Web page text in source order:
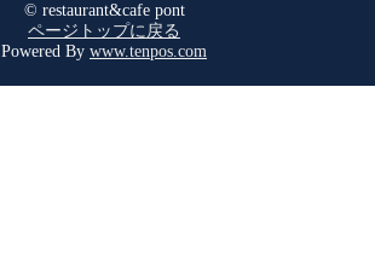
© restaurant&cafe pont
ページトップに戻る
Powered By www.tenpos.com